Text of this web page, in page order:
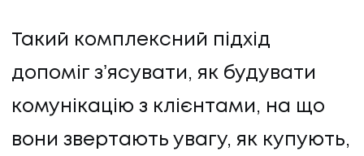
Такий комплексний підхід
допоміг зʼясувати, як будувати
комунікацію з клієнтами, на що
вони звертають увагу, як купують,